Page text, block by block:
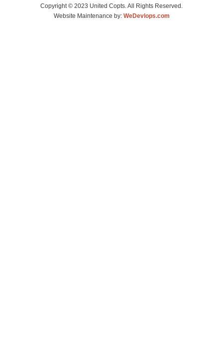
Copyright © 2023 United Copts. All Rights Reserved.
Website Maintenance by: WeDevlops.com